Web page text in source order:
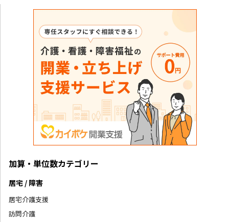
加算・単位数カテゴリー
居宅 / 障害
居宅介護支援
訪問介護